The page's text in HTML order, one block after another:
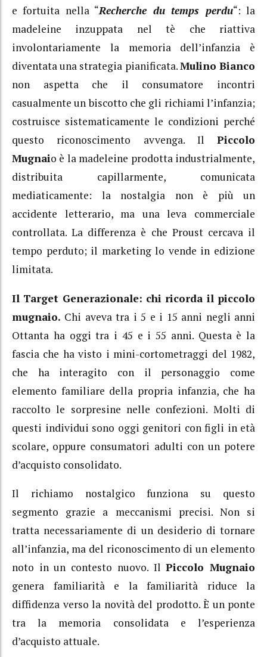
e fortuita nella “Recherche du temps perdu“: la
madeleine inzuppata nel tè che riattiva
involontariamente la memoria dell’infanzia è
diventata una strategia pianificata.Mulino Bianco
non aspetta che il consumatore incontri
casualmente un biscotto che gli richiami l’infanzia;
costruisce sistematicamente le condizioni perché
questo riconoscimento avvenga. Il Piccolo
Mugnaio è la madeleine prodotta industrialmente,
distribuita capillarmente, comunicata
mediaticamente: la nostalgia non è più un
accidente letterario, ma una leva commerciale
controllata. La differenza è che Proust cercava il
tempo perduto; il marketing lo vende in edizione
limitata.
Il Target Generazionale: chi ricorda il piccolo
mugnaio. Chi aveva tra i 5 e i 15 anni negli anni
Ottanta ha oggi tra i 45 e i 55 anni. Questa è la
fascia che ha visto i mini-cortometraggi del 1982,
che ha interagito con il personaggio come
elemento familiare della propria infanzia, che ha
raccolto le sorpresine nelle confezioni. Molti di
questi individui sono oggi genitori con figli in età
scolare, oppure consumatori adulti con un potere
d’acquisto consolidato.
Il richiamo nostalgico funziona su questo
segmento grazie a meccanismi precisi. Non si
tratta necessariamente di un desiderio di tornare
all’infanzia, ma del riconoscimento di un elemento
noto in un contesto nuovo. IlPiccolo Mugnaio
genera familiarità e la familiarità riduce la
diffidenza verso la novità del prodotto. È un ponte
tra la memoria consolidata e l’esperienza
d’acquisto attuale.